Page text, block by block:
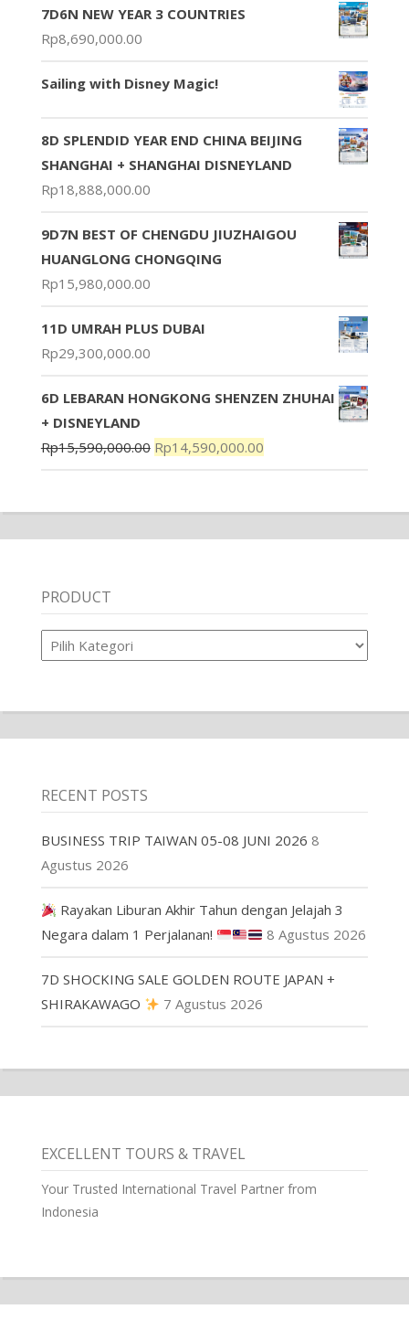
7D6N NEW YEAR 3 COUNTRIES
Rp8,690,000.00
Sailing with Disney Magic!
8D SPLENDID YEAR END CHINA BEIJING
SHANGHAI + SHANGHAI DISNEYLAND
Rp18,888,000.00
9D7N BEST OF CHENGDU JIUZHAIGOU
HUANGLONG CHONGQING
Rp15,980,000.00
11D UMRAH PLUS DUBAI
Rp29,300,000.00
6D LEBARAN HONGKONG SHENZEN ZHUHAI
+ DISNEYLAND
Rp15,590,000.00 Rp14,590,000.00
PRODUCT
Product
RECENT POSTS
BUSINESS TRIP TAIWAN 05-08 JUNI 2026 8
Agustus 2026
Rayakan Liburan Akhir Tahun dengan Jelajah 3
Negara dalam 1 Perjalanan!
8 Agustus 2026
7D SHOCKING SALE GOLDEN ROUTE JAPAN +
SHIRAKAWAGO
7 Agustus 2026
EXCELLENT TOURS & TRAVEL
Your Trusted International Travel Partner from
Indonesia